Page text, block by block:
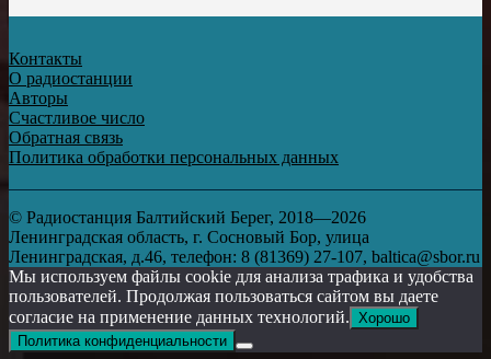
Контакты
О радиостанции
Авторы
Счастливое число
Обратная связь
Политика обработки персональных данных
© Радиостанция Балтийский Берег, 2018—2026
Ленинградская область, г. Сосновый Бор, улица
Ленинградская, д.46, телефон: 8 (81369) 27-107, baltica@sbor.ru
Мы используем файлы cookie для анализа трафика и удобства
пользователей. Продолжая пользоваться сайтом вы даете
согласие на применение данных технологий. Хорошо
Политика конфиденциальности